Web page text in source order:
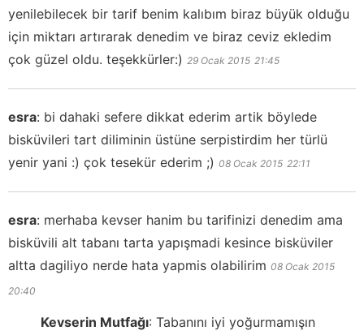
yenilebilecek bir tarif benim kalıbım biraz büyük olduğu
için miktarı artırarak denedim ve biraz ceviz ekledim
çok güzel oldu. teşekkürler:) 29 Ocak 2015 21:45
esra: bi dahaki sefere dikkat ederim artik böylede
bisküvileri tart diliminin üstüne serpistirdim her türlü
yenir yani :) çok tesekür ederim ;) 08 Ocak 2015 22:11
esra: merhaba kevser hanim bu tarifinizi denedim ama
bisküvili alt tabanı tarta yapışmadi kesince bisküviler
altta dagiliyo nerde hata yapmis olabilirim 08 Ocak 2015
20:40
Kevserin Mutfağı: Tabanını iyi yoğurmamışın